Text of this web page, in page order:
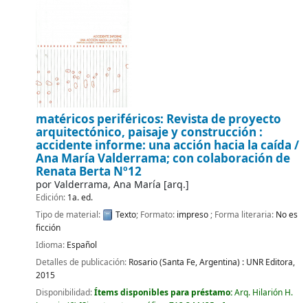
matéricos periféricos: Revista de proyecto
arquitectónico, paisaje y construcción :
accidente informe: una acción hacia la caída /
Ana María Valderrama; con colaboración de
Renata Berta Nº12
porValderrama, Ana María [arq.]
Edición: 1a. ed.
Tipo de material:
Texto; Formato: impreso; Forma literaria: No es
ficción
Idioma: Español
Detalles de publicación: Rosario (Santa Fe, Argentina) : UNR Editora,
2015
Disponibilidad:Ítems disponibles para préstamo:Arq. Hilarión H.